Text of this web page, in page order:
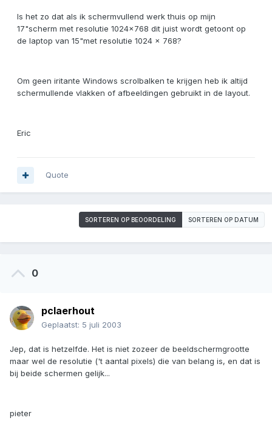
Is het zo dat als ik schermvullend werk thuis op mijn
17"scherm met resolutie 1024x768 dit juist wordt getoont op
de laptop van 15"met resolutie 1024 x 768?
Om geen iritante Windows scrolbalken te krijgen heb ik altijd
schermullende vlakken of afbeeldingen gebruikt in de layout.
Eric
Quote
SORTEREN OP BEOORDELING SORTEREN OP DATUM
0
pclaerhout
Geplaatst: 5 juli 2003
Jep, dat is hetzelfde. Het is niet zozeer de beeldschermgrootte
maar wel de resolutie ('t aantal pixels) die van belang is, en dat is
bij beide schermen gelijk...
pieter